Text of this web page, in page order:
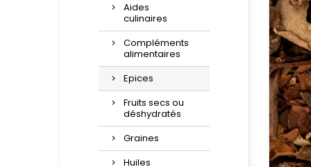
Aides
culinaires
Compléments
alimentaires
Epices
Fruits secs ou
déshydratés
Graines
Huiles